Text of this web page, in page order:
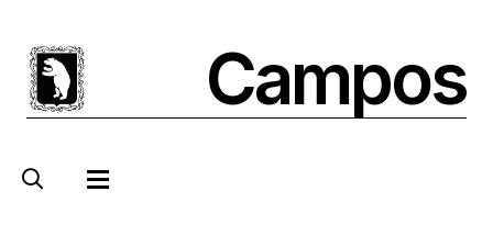
contingut
Campos